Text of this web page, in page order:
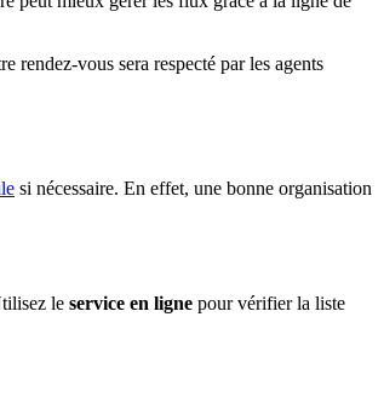
rendez-vous sera respecté par les agents
si nécessaire. En effet, une bonne organisation
le service en ligne pour vérifier la liste